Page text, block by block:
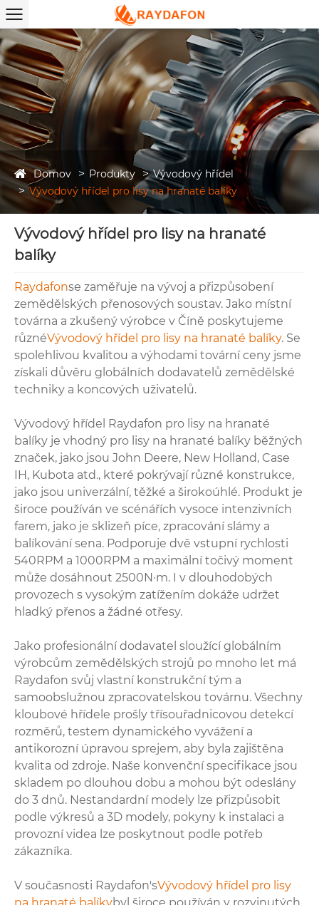
Domov Produkty
Vývodový hřídel
Vývodový hřídel pro lisy na hranaté balíky
Vývodový hřídel pro lisy na hranaté
balíky
Raydafonse zaměřuje na vývoj a přizpůsobení
zemědělských přenosových soustav. Jako místní
továrna a zkušený výrobce v Číně poskytujeme
různéVývodový hřídel pro lisy na hranaté balíky. Se
spolehlivou kvalitou a výhodami tovární ceny jsme
získali důvěru globálních dodavatelů zemědělské
techniky a koncových uživatelů.
Vývodový hřídel Raydafon pro lisy na hranaté
balíky je vhodný pro lisy na hranaté balíky běžných
značek, jako jsou John Deere, New Holland, Case
IH, Kubota atd., které pokrývají různé konstrukce,
jako jsou univerzální, těžké a širokoúhlé. Produkt je
široce používán ve scénářích vysoce intenzivních
farem, jako je sklizeň píce, zpracování slámy a
balíkování sena. Podporuje dvě vstupní rychlosti
540RPM a 1000RPM a maximální točivý moment
může dosáhnout 2500N·m. I v dlouhodobých
provozech s vysokým zatížením dokáže udržet
hladký přenos a žádné otřesy.
Jako profesionální dodavatel sloužící globálním
výrobcům zemědělských strojů po mnoho let má
Raydafon svůj vlastní konstrukční tým a
samoobslužnou zpracovatelskou továrnu. Všechny
kloubové hřídele prošly třísouřadnicovou detekcí
rozměrů, testem dynamického vyvážení a
antikorozní úpravou sprejem, aby byla zajištěna
kvalita od zdroje. Naše konvenční specifikace jsou
skladem po dlouhou dobu a mohou být odeslány
do 3 dnů. Nestandardní modely lze přizpůsobit
podle výkresů a 3D modely, pokyny k instalaci a
provozní videa lze poskytnout podle potřeb
zákazníka.
V současnosti Raydafon'sVývodový hřídel pro lisy